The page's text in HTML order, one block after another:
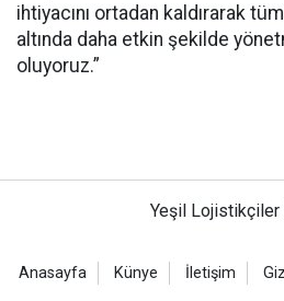
ihtiyacını ortadan kaldırarak
altında daha etkin şekilde
oluyoruz.”
Yeşil
Anasayfa Künye İletişim